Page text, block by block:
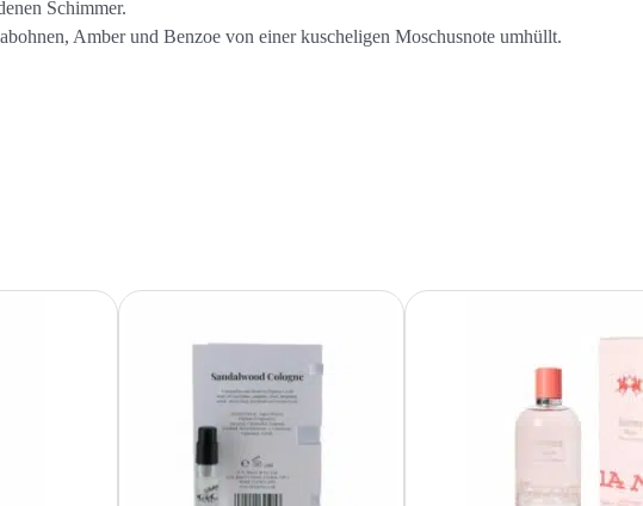
Schimmer.
Amber und Benzoe von einer kuscheligen Moschusnote umhüllt.